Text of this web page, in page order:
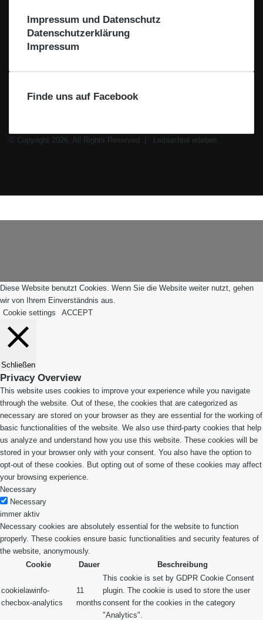
Impressum und Datenschutz
Datenschutzerklärung
Impressum
Finde uns auf Facebook
© Copyright 2026, All Rights Reserved |
Leiblachtal erleben
Diese Website benutzt Cookies. Wenn Sie die Website weiter nutzt, gehen
wir von Ihrem Einverständnis aus.
Cookie settings
ACCEPT
Schließen
Privacy Overview
This website uses cookies to improve your experience while you navigate
through the website. Out of these, the cookies that are categorized as
necessary are stored on your browser as they are essential for the working of
basic functionalities of the website. We also use third-party cookies that help
us analyze and understand how you use this website. These cookies will be
stored in your browser only with your consent. You also have the option to
opt-out of these cookies. But opting out of some of these cookies may affect
your browsing experience.
Necessary
Necessary
immer aktiv
Necessary cookies are absolutely essential for the website to function
properly. These cookies ensure basic functionalities and security features of
the website, anonymously.
Cookie
Dauer Beschreibung
cookielawinfo-
checbox-analytics
11
months
This cookie is set by GDPR Cookie Consent
plugin. The cookie is used to store the user
consent for the cookies in the category
"Analytics".